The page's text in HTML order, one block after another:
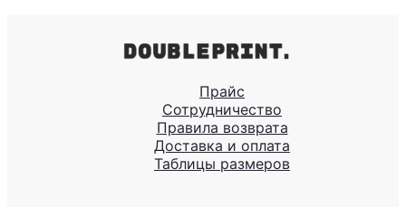
Прайс
Сотрудничество
Правила возврата
Доставка и оплата
Таблицы размеров